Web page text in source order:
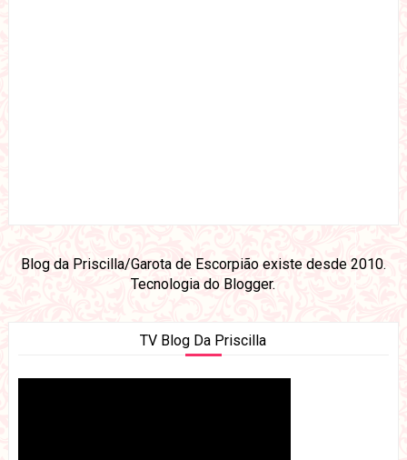
Blog da Priscilla/Garota de Escorpião existe desde 2010.
Tecnologia do Blogger.
TV Blog Da Priscilla